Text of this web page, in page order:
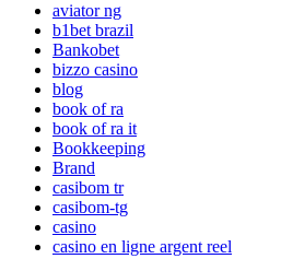
aviator ng
b1bet brazil
Bankobet
bizzo casino
blog
book of ra
book of ra it
Bookkeeping
Brand
casibom tr
casibom-tg
casino
casino en ligne argent reel